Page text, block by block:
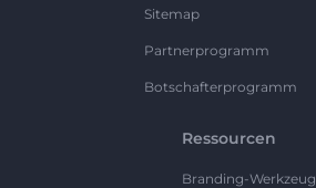
Sitemap
Partnerprogramm
Botschafterprogramm
Ressourcen
Branding-Werkzeug